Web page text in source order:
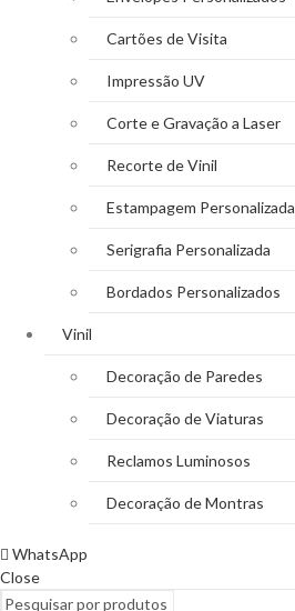
Cartões de Visita
Impressão UV
Corte e Gravação a Laser
Recorte de Vinil
Estampagem Personalizada
Serigrafia Personalizada
Bordados Personalizados
Vinil
Decoração de Paredes
Decoração de Viaturas
Reclamos Luminosos
Decoração de Montras
WhatsApp
Close